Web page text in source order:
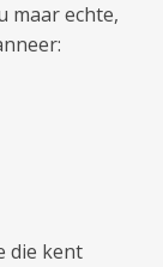
maar echte,
die kent